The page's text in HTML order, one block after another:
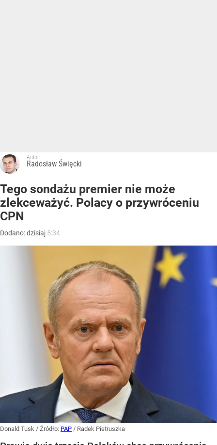
Autor:
Radosław Święcki
Tego sondażu premier nie może
zlekceważyć. Polacy o przywróceniu
CPN
Dodano:dzisiaj 5:34
Donald Tusk / Źródło: PAP / Radek Pietruszka